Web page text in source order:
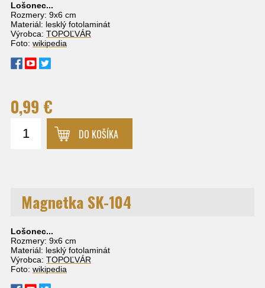
Lošonec...
Rozmery: 9x6 cm
Materiál: lesklý fotolaminát
Výrobca: TOPOĽVÁR
Foto: wikipedia
0,99 €
DO KOŠÍKA
Magnetka SK-104
Lošonec...
Rozmery: 9x6 cm
Materiál: lesklý fotolaminát
Výrobca: TOPOĽVÁR
Foto: wikipedia